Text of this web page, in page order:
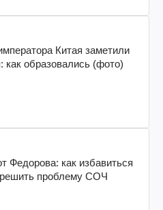
Китая заметили
как образовались (фото)
Федорова: как избавиться
решить проблему СОЧ